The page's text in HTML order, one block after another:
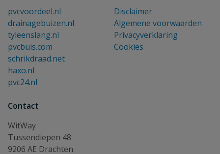
pvcvoordeel.nl
drainagebuizen.nl
tyleenslang.nl
pvcbuis.com
schrikdraad.net
haxo.nl
pvc24.nl
Disclaimer
Algemene voorwaarden
Privacyverklaring
Cookies
Contact
WitWay
Tussendiepen 48
9206 AE Drachten